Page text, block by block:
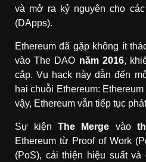
và mở ra kỷ nguyên cho
(DApps).
Ethereum đã gặp không ít
vào The DAO năm 2016,
cắp. Vụ hack này dẫn đến
hai chuỗi Ethereum:
vậy, Ethereum vẫn tiếp tục
Sự kiệnThe Merge vào
Ethereum từ Proof of Work
(PoS), cải thiện hiệu suất